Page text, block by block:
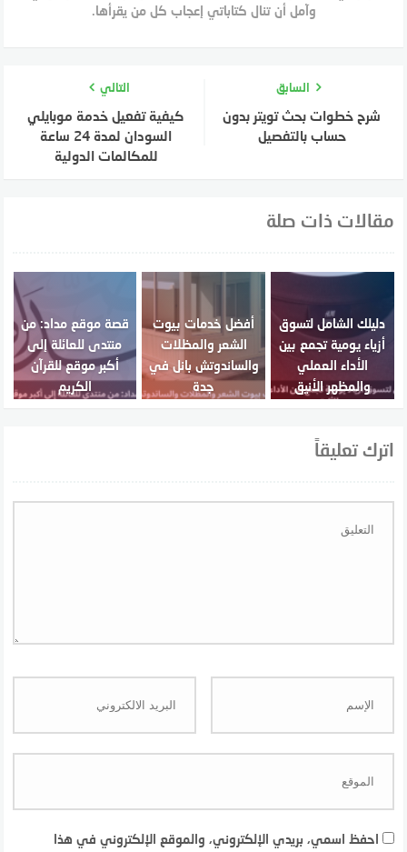
وآمل أن تنال كتاباتي إعجاب كل من يقرأها.
السابق
شرح خطوات بحث تويتر بدون
حساب بالتفصيل
التالي
كيفية تفعيل خدمة موبايلي
السودان لمدة 24 ساعة
للمكالمات الدولية
مقالات ذات صلة
دليلك الشامل لتسوق
أزياء يومية تجمع بين
الأداء العملي
والمظهر الأنيق
أفضل خدمات بيوت
الشعر والمظلات
والساندوتش بانل في
جدة
قصة موقع مداد: من
منتدى للعائلة إلى
أكبر موقع للقرآن
الكريم
اترك تعليقاً
احفظ اسمي، بريدي الإلكتروني، والموقع الإلكتروني في هذا